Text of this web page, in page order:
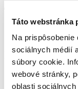
Táto webstránka
Na
sociálnych médií
súbory cookie.
webové stránky,
oblasti
Detail